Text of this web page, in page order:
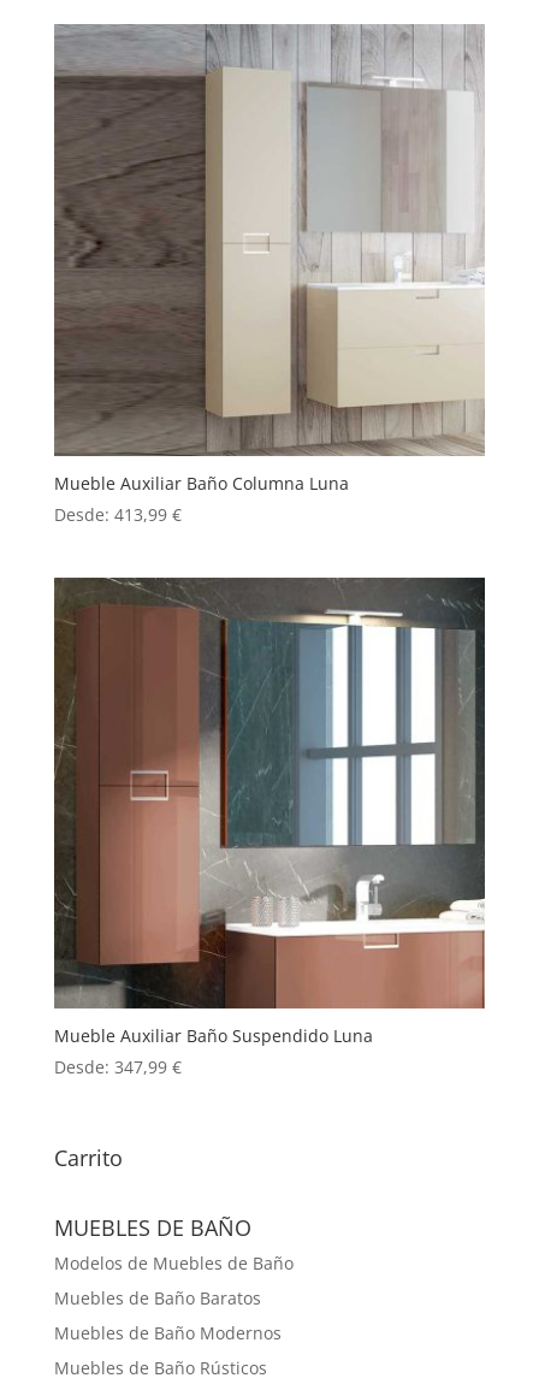
Mueble Auxiliar Baño Columna Luna
Desde: 413,99 €
Mueble Auxiliar Baño Suspendido Luna
Desde: 347,99 €
Carrito
MUEBLES DE BAÑO
Modelos de Muebles de Baño
Muebles de Baño Baratos
Muebles de Baño Modernos
Muebles de Baño Rústicos